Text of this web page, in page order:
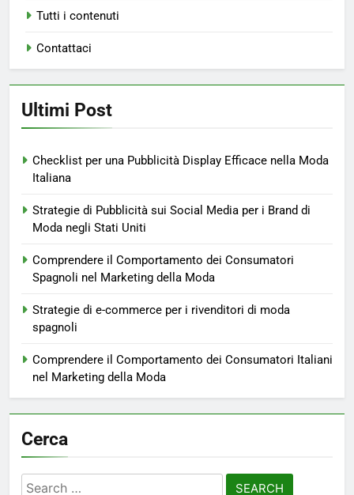
Tutti i contenuti
Contattaci
Ultimi Post
Checklist per una Pubblicità Display Efficace nella Moda
Italiana
Strategie di Pubblicità sui Social Media per i Brand di
Moda negli Stati Uniti
Comprendere il Comportamento dei Consumatori
Spagnoli nel Marketing della Moda
Strategie di e-commerce per i rivenditori di moda
spagnoli
Comprendere il Comportamento dei Consumatori Italiani
nel Marketing della Moda
Cerca
Search